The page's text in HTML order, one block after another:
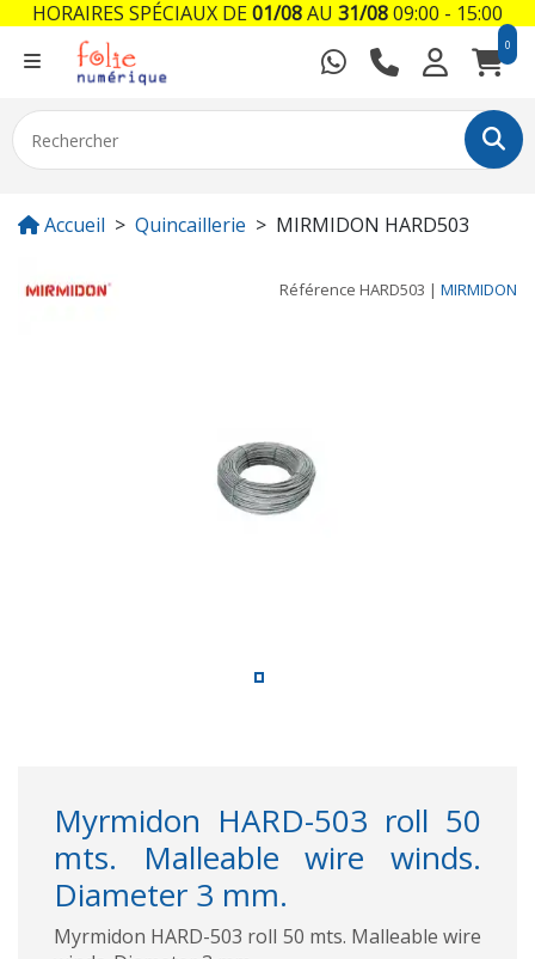
0
Accueil Quincaillerie MIRMIDON HARD503
Référence HARD503 | MIRMIDON
Myrmidon HARD-503 roll 50
mts. Malleable wire winds.
Diameter 3 mm.
Myrmidon HARD-503 roll 50 mts. Malleable wire
HORAIRES SPÉCIAUX DE01/08AU 31/0809:00 - 15:00